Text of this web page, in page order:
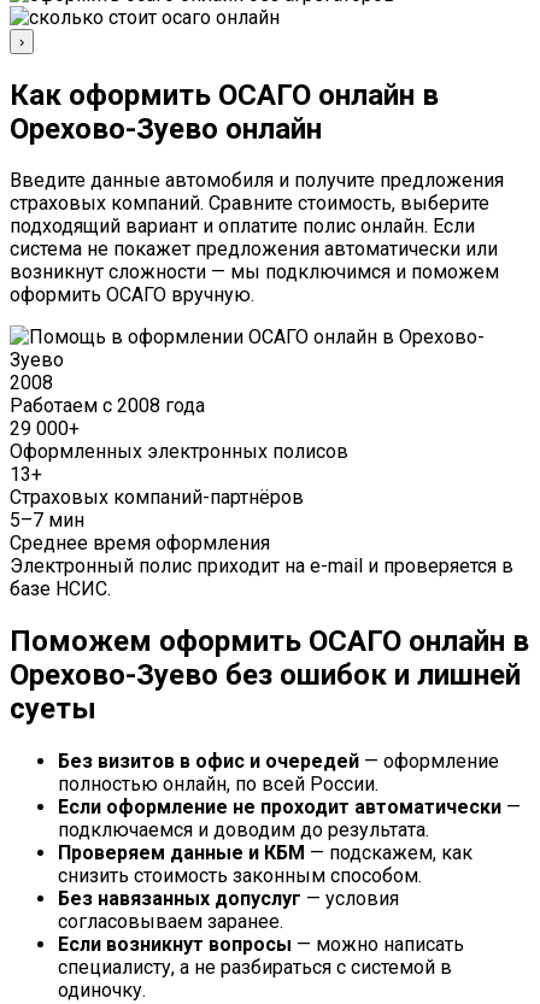
›
Как оформить ОСАГО онлайн в
Орехово-Зуево онлайн
Введите данные автомобиля и получите предложения
страховых компаний. Сравните стоимость, выберите
подходящий вариант и оплатите полис онлайн. Если
система не покажет предложения автоматически или
возникнут сложности — мы подключимся и поможем
оформить ОСАГО вручную.
2008
Работаем с 2008 года
29 000+
Оформленных электронных полисов
13+
Страховых компаний-партнёров
5–7 мин
Среднее время оформления
Электронный полис приходит на e-mail и проверяется в
базе НСИС.
Поможем оформить ОСАГО онлайн в
Орехово-Зуево без ошибок и лишней
суеты
Без визитов в офис и очередей — оформление
полностью онлайн, по всей России.
Если оформление не проходит автоматически —
подключаемся и доводим до результата.
Проверяем данные и КБМ — подскажем, как
снизить стоимость законным способом.
Без навязанных допуслуг — условия
согласовываем заранее.
Если возникнут вопросы — можно написать
специалисту, а не разбираться с системой в
одиночку.